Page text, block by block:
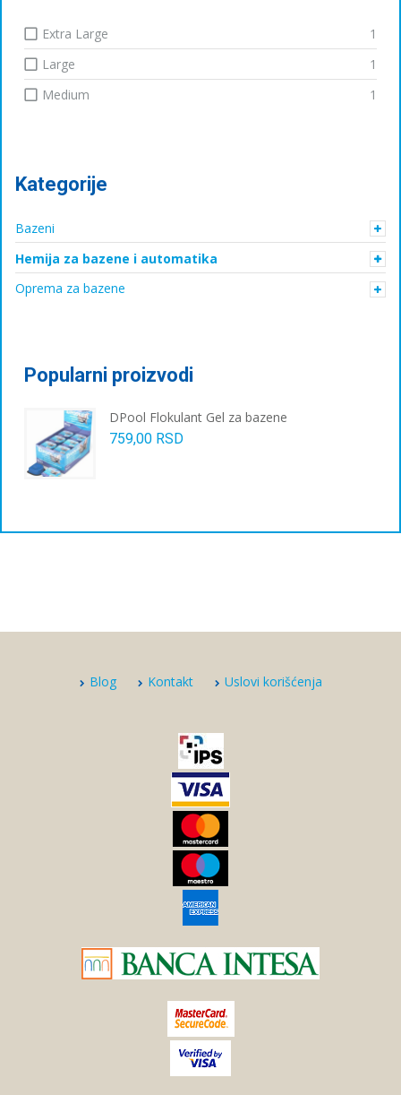
Extra Large
1
Large
1
Medium
1
Kategorije
Bazeni
Hemija za bazene i automatika
Oprema za bazene
Popularni proizvodi
DPool Flokulant Gel za bazene
759,00 RSD
Blog Kontakt Uslovi korišćenja